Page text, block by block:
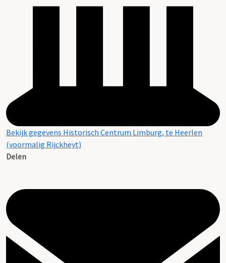
Bekijk gegevens Historisch Centrum Limburg, te Heerlen
(voormalig Rijckheyt)
Delen